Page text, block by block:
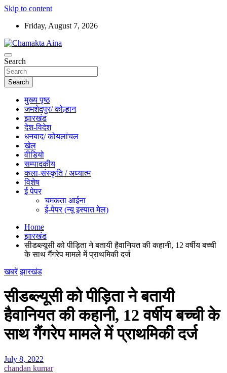
Skip to content
Friday, August 7, 2026
Chamakta Aina
Hindi News Paper – Jharkhand
Search
Search
मुख्य पृष्ठ
जमशेदपुर/ कोल्हान
झारखंड
देश-विदेश
धनबाद/ कोयलांचल
खेल
वीडियो
सम्पादकीय
कला-संस्कृति / अध्यात्म
विशेष
ई पेपर
चमकता आईना
ई-पेपर (न्यू इस्पात मेल)
Home
झारखंड
सीडब्ल्यूसी को पीड़िता ने बतायी हैवानियत की कहानी, 12 वर्षीय बच्ची
के साथ गैंगरेप मामले में प्राथमिकी दर्ज
खबरें झारखंड
सीडब्ल्यूसी को पीड़िता ने बतायी
हैवानियत की कहानी, 12 वर्षीय बच्ची के
साथ गैंगरेप मामले में प्राथमिकी दर्ज
July 8, 2022
chandan kumar